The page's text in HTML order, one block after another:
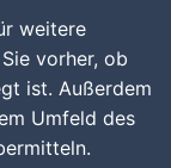
weitere
vorher, ob
ist. Außerdem
Umfeld des